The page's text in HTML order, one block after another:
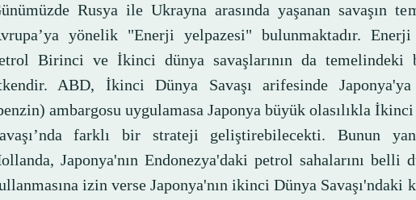
Rusya ile Ukrayna arasında yaşanan savaşın
yönelik "Enerji yelpazesi" bulunmaktadır.
Birinci ve İkinci dünya savaşlarının da temelindeki
ABD, İkinci Dünya Savaşı arifesinde
ambargosu uygulamasa Japonya büyük olasılıkla
farklı bir strateji geliştirebilecekti. Bunun
Japonya'nın Endonezya'daki petrol sahalarını belli
izin verse Japonya'nın ikinci Dünya Savaşı'ndaki